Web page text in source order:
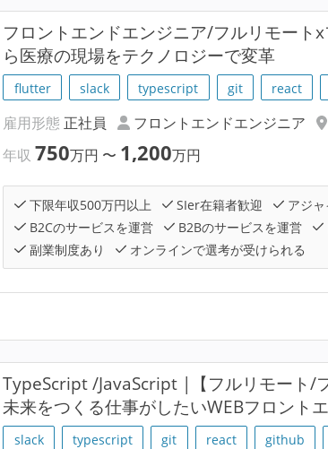
フロントエンドエンジニア/フルリモート
ら医療の現場をテクノロジーで変革
flutter slack typescript git react
雇用形態 正社員 フロントエンドエンジニア
年収750万円 〜 1,200万円
下限年収500万円以上 SIer在籍者歓迎 アジ
B2Cのサービスを運営
B2Bのサービスを運営
副業制度あり
オンラインで選考が受けられる
TypeScript /JavaScript |【フルリモート/
未来をつくる仕事がしたいWEBフロント
slack typescript git react github